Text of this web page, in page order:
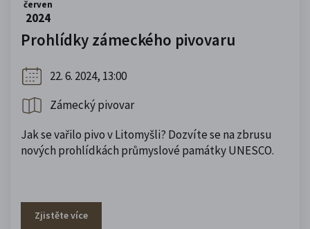
červen
2024
Prohlídky zámeckého pivovaru
22. 6. 2024, 13:00
Zámecký pivovar
Jak se vařilo pivo v Litomyšli? Dozvíte se na zbrusu
nových prohlídkách průmyslové památky UNESCO.
Zjistěte více